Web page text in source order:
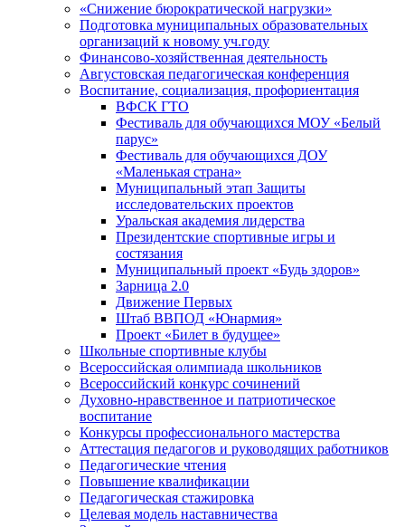
«Снижение бюрократической нагрузки»
Подготовка муниципальных образовательных
организаций к новому уч.году
Финансово-хозяйственная деятельность
Августовская педагогическая конференция
Воспитание, социализация, профориентация
ВФСК ГТО
Фестиваль для обучающихся МОУ «Белый
парус»
Фестиваль для обучающихся ДОУ
«Маленькая страна»
Муниципальный этап Защиты
исследовательских проектов
Уральская академия лидерства
Президентские спортивные игры и
состязания
Муниципальный проект «Будь здоров»
Зарница 2.0
Движение Первых
Штаб ВВПОД «Юнармия»
Проект «Билет в будущее»
Школьные спортивные клубы
Всероссийская олимпиада школьников
Всероссийский конкурс сочинений
Духовно-нравственное и патриотическое
воспитание
Конкурсы профессионального мастерства
Аттестация педагогов и руководящих работников
Педагогические чтения
Повышение квалификации
Педагогическая стажировка
Целевая модель наставничества